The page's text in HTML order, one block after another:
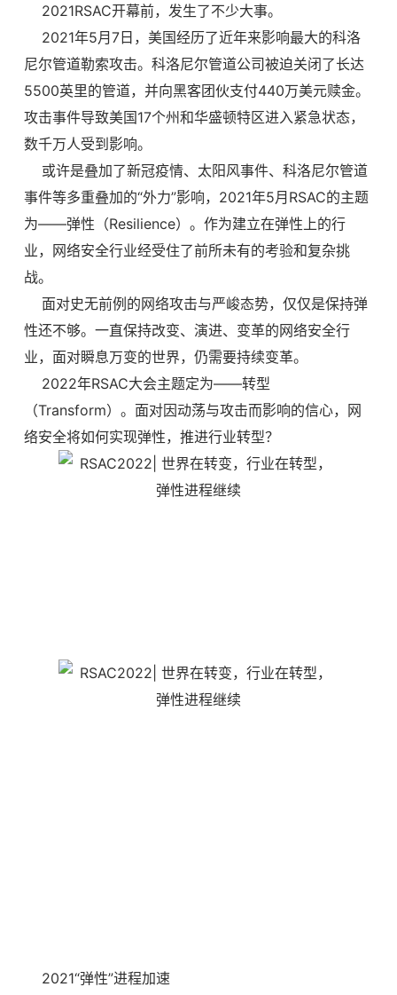
2021RSAC开幕前，发生了不少大事。
2021年5月7日，美国经历了近年来影响最大的科洛
尼尔管道勒索攻击。科洛尼尔管道公司被迫关闭了长达
5500英里的管道，并向黑客团伙支付440万美元赎金。
攻击事件导致美国17个州和华盛顿特区进入紧急状态，
数千万人受到影响。
或许是叠加了新冠疫情、太阳风事件、科洛尼尔管道
事件等多重叠加的“外力”影响，2021年5月RSAC的主题
为——弹性（Resilience）。作为建立在弹性上的行
业，网络安全行业经受住了前所未有的考验和复杂挑
战。
面对史无前例的网络攻击与严峻态势，仅仅是保持弹
性还不够。一直保持改变、演进、变革的网络安全行
业，面对瞬息万变的世界，仍需要持续变革。
2022年RSAC大会主题定为——转型
（Transform）。面对因动荡与攻击而影响的信心，网
络安全将如何实现弹性，推进行业转型？
2021“弹性”进程加速